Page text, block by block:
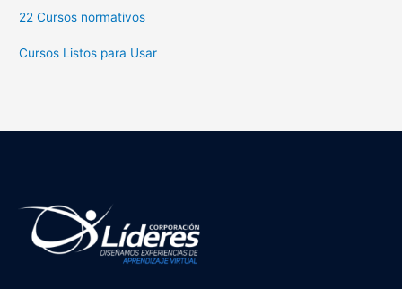
22 Cursos normativos
Cursos Listos para Usar